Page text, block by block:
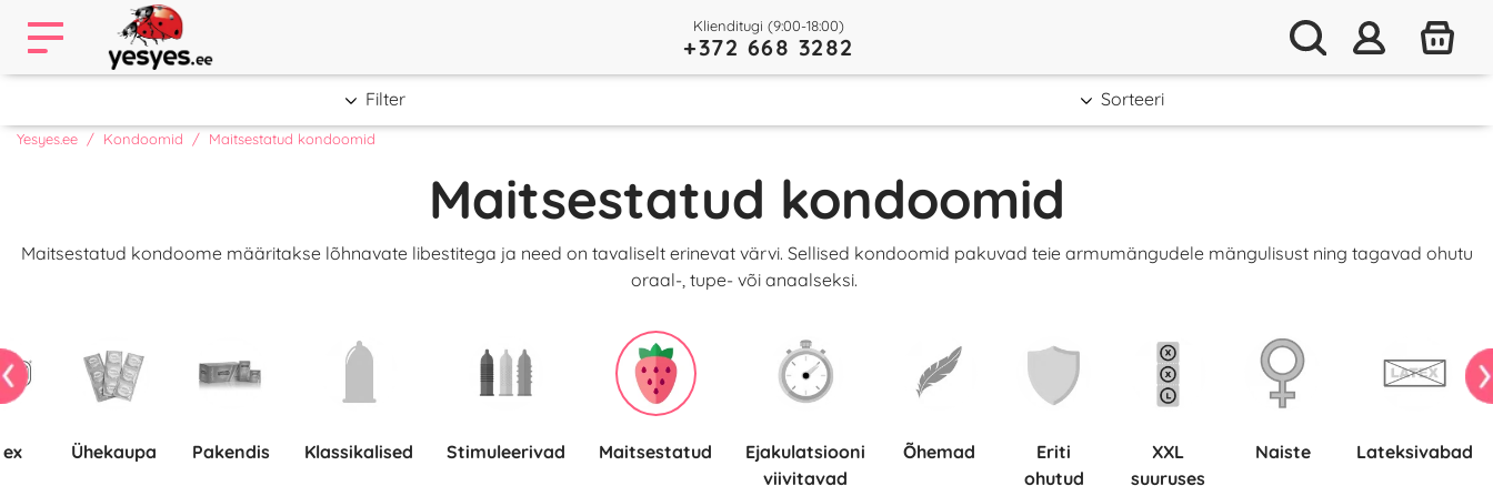
Klienditugi (9:00-18:00)
+372 668 3282
Yesyes.ee Kondoomid Maitsestatud kondoomid
Filter Sorteeri
Maitsestatud kondoomid
Maitsestatud kondoome määritakse lõhnavate libestitega ja need on tavaliselt erinevat värvi. Sellised kondoomid pakuvad teie armumängudele mängulisust ning tagavad ohutu
oraal-, tupe- või anaalseksi.
Ühekaupa pakendis Klassikalised Stimuleerivad Maitsestatud
Ejakulatsiooni
viivitavad
Õhemad
Eriti
ohutud
XXL
suuruses
Naiste Lateksivabad